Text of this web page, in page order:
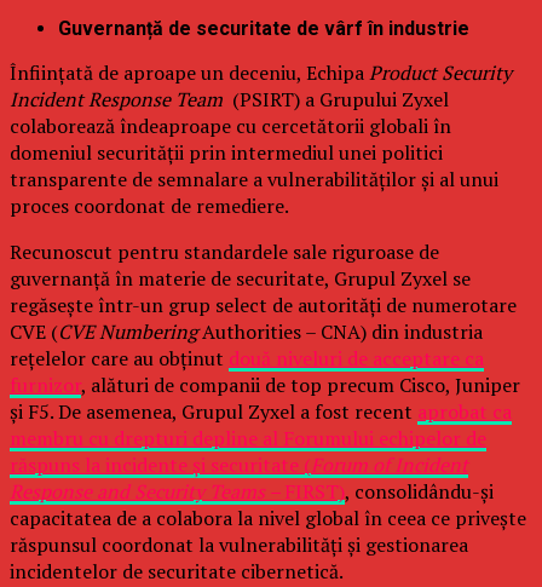
Guvernanță de securitate de vârf în industrie
Înființată de aproape un deceniu, EchipaProduct Security
Incident Response Team (PSIRT) a Grupului Zyxel
colaborează îndeaproape cu cercetătorii globali în
domeniul securității prin intermediul unei politici
transparente de semnalare a vulnerabilităților și al unui
proces coordonat de remediere.
Recunoscut pentru standardele sale riguroase de
guvernanță în materie de securitate, Grupul Zyxel se
regăsește într-un grup select de autorități de numerotare
CVE (CVE NumberingAuthorities – CNA) din industria
rețelelor care au obținut două niveluri de acceptare ca
furnizor, alături de companii de top precum Cisco, Juniper
și F5. De asemenea, Grupul Zyxel a fost recent aprobat ca
membru cu drepturi depline al Forumului echipelor de
răspuns la incidente și securitate (Forum of Incident
Response and Security Teams –FIRST), consolidându-și
capacitatea de a colabora la nivel global în ceea ce privește
răspunsul coordonat la vulnerabilități și gestionarea
incidentelor de securitate cibernetică.